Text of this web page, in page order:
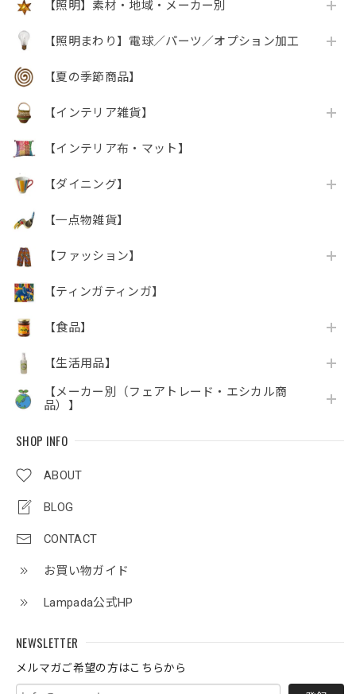
【照明】素材・地域・メーカー別
【照明まわり】電球／パーツ／オプション加工
【夏の季節商品】
【インテリア雑貨】
【インテリア布・マット】
【ダイニング】
【一点物雑貨】
【ファッション】
【ティンガティンガ】
【食品】
【生活用品】
【メーカー別（フェアトレード・エシカル商
品）】
SHOP INFO
ABOUT
BLOG
CONTACT
お買い物ガイド
Lampada公式HP
NEWSLETTER
メルマガご希望の方はこちらから